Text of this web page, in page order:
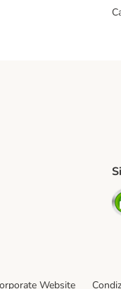
Method
Website